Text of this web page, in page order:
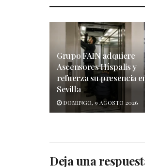
Grupo FAIN adquiere
Ascensores Híspalis y
refuerza su presencia
Sevilla
DOMINGO, 9 AGOSTO 2026
Deja una